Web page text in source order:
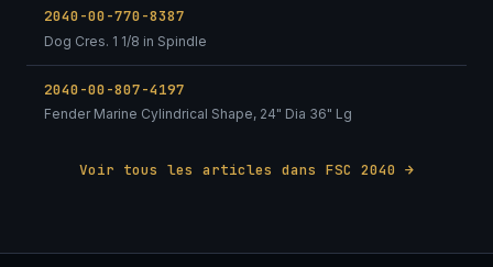
2040-00-770-8387
Dog Cres. 1 1/8 in Spindle
2040-00-807-4197
Fender Marine Cylindrical Shape, 24" Dia 36" Lg
Voir tous les articles dans FSC 2040 →